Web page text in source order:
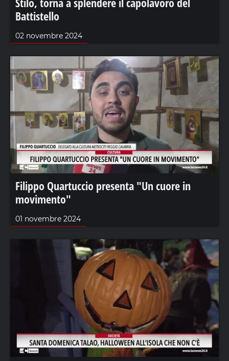
Battistello
02 novembre 2024
Filippo Quartuccio presenta "Un cuore in
movimento"
01 novembre 2024